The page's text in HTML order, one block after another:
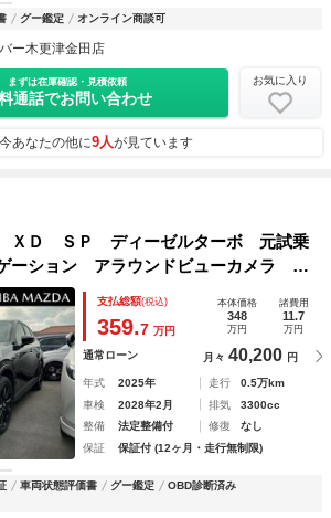
グー鑑定 オンライン商談可
ー木更津金田店
まずは在庫確認・見積依頼
通話でお問い合わせ
お気に入り
今あなたの他に9人が見ています
ＸＤ ＳＰ ディーゼルターボ 元試乗
ーション アラウンドビューカメラ ク
突軽減 Ｂｌｕｅｔｏｏｔｈ接続 メモ
ーダークルーズコントロール 電動シ
支払総額(税込)
359.7 万円
本体価格
348
万円
諸費用
11.7
万円
通常ローン 月々 40,200 円
年式 2025年 走行
0.5万km
車検
2028年2月 排気
3300cc
整備
法定整備付 修復
なし
保証
保証付 (12ヶ月・走行無制限)
車両状態評価書 グー鑑定
OBD診断済み